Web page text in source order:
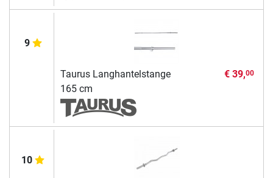
9
Taurus Langhantelstange
165 cm
€ 39,00
10